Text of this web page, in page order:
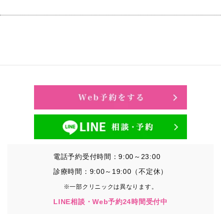
電話予約受付時間：9:00～23:00
診療時間：9:00～19:00（不定休）
※一部クリニックは異なります。
LINE相談・Web予約24時間受付中